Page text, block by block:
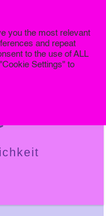
you the most relevant
and repeat
to the use of ALL
Settings" to